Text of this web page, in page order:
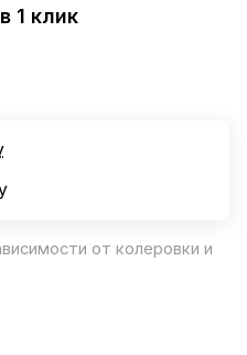
1 клик
от колеровки и